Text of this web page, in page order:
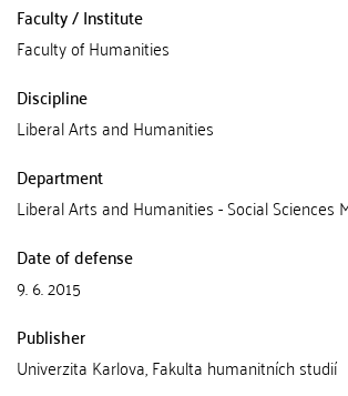
Faculty / Institute
Faculty of Humanities
Discipline
Liberal Arts and Humanities
Department
Liberal Arts and Humanities - Social Sciences
Date of defense
9. 6. 2015
Publisher
Univerzita Karlova, Fakulta humanitních studií